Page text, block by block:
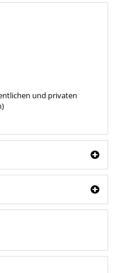
und privaten